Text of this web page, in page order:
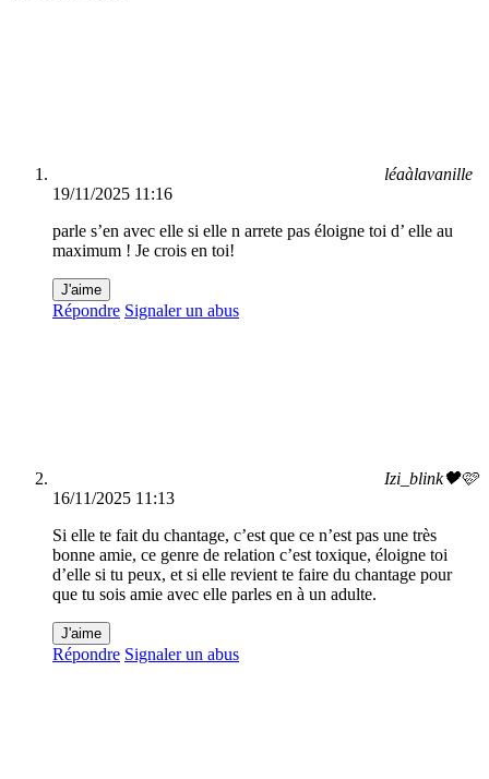
léaàlavanille
19/11/2025 11:16
parle s’en avec elle si elle n arrete pas éloigne toi d’ elle au
maximum ! Je crois en toi!
J'aime
Répondre Signaler un abus
Izi_blink🖤🩷
16/11/2025 11:13
Si elle te fait du chantage, c’est que ce n’est pas une très
bonne amie, ce genre de relation c’est toxique, éloigne toi
d’elle si tu peux, et si elle revient te faire du chantage pour
que tu sois amie avec elle parles en à un adulte.
J'aime
Répondre Signaler un abus